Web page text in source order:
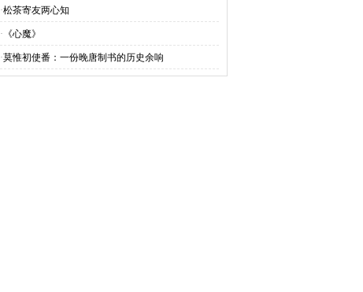
·松茶寄友两心知
· 《心魔》
·莫惟初使番：一份晚唐制书的历史余响